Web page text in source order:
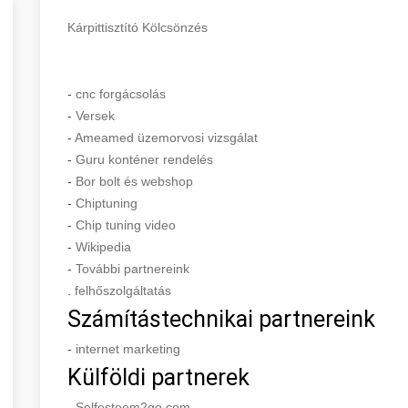
Kárpittisztító Kölcsönzés
- cnc forgácsolás
- Versek
- Ameamed üzemorvosi vizsgálat
- Guru konténer rendelés
- Bor bolt és webshop
- Chiptuning
- Chip tuning video
- Wikipedia
- További partnereink
felhőszolgáltatás
Számítástechnikai partnereink
- internet marketing
Külföldi partnerek